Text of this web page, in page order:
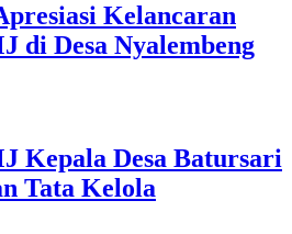
Kelancaran
di Desa Nyalembeng
Kepala Desa Batursari
Tata Kelola